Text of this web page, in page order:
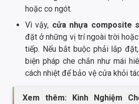
hoặc co ngót.
Vì vậy, cửa nhựa composite
đặt ở những vị trí ngoài trời
tiếp. Nếu bắt buộc phải lắp
biện pháp che chắn như mái
cách nhiệt để bảo vệ cửa khỏi
Xem thêm: Kinh Nghiệm